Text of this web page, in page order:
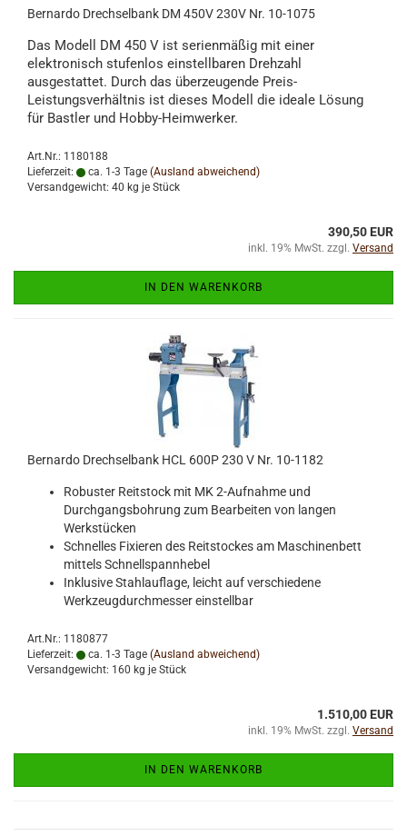
Bernardo Drechselbank DM 450V 230V Nr. 10-1075
Das Modell DM 450 V ist serienmäßig mit einer
elektronisch stufenlos einstellbaren Drehzahl
ausgestattet. Durch das überzeugende Preis-
Leistungsverhältnis ist dieses Modell die ideale Lösung
für Bastler und Hobby-Heimwerker.
Art.Nr.: 1180188
Lieferzeit:
ca. 1-3 Tage (Ausland abweichend)
Versandgewicht: 40 kg je Stück
390,50 EUR
inkl. 19% MwSt. zzgl. Versand
IN DEN WARENKORB
Bernardo Drechselbank HCL 600P 230 V Nr. 10-1182
Robuster Reitstock mit MK 2-Aufnahme und
Durchgangsbohrung zum Bearbeiten von langen
Werkstücken
Schnelles Fixieren des Reitstockes am Maschinenbett
mittels Schnellspannhebel
Inklusive Stahlauflage, leicht auf verschiedene
Werkzeugdurchmesser einstellbar
Art.Nr.: 1180877
Lieferzeit:
ca. 1-3 Tage (Ausland abweichend)
Versandgewicht: 160 kg je Stück
1.510,00 EUR
inkl. 19% MwSt. zzgl. Versand
IN DEN WARENKORB